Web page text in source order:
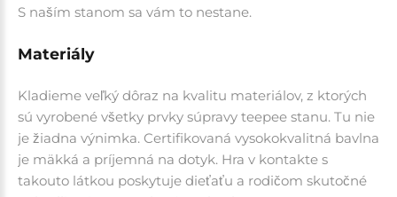
S naším stanom sa vám to nestane.
Materiály
Kladieme veľký dôraz na kvalitu materiálov, z ktorých
sú vyrobené všetky prvky súpravy teepee stanu. Tu nie
je žiadna výnimka. Certifikovaná vysokokvalitná bavlna
je mäkká a príjemná na dotyk. Hra v kontakte s
takouto látkou poskytuje dieťaťu a rodičom skutočné